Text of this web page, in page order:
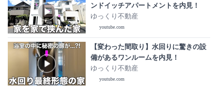
ンドイッチアパートメントを内見！
ゆっくり不動産
youtube.com
【変わった間取り】水回りに驚きの設
備があるワンルームを内見！
ゆっくり不動産
youtube.com